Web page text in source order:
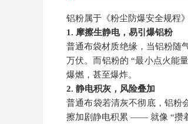
铝粉属于《粉尘防爆安全规程
1. 摩擦生静电，易引爆铝粉
普通布袋材质绝缘，当铝粉随
万伏。而铝粉的 “最小点火能
爆燃，甚至爆炸。
2. 静电积灰，风险叠加
普通布袋若清灰不彻底，铝粉
擦加剧静电积累 —— 就像 “攒